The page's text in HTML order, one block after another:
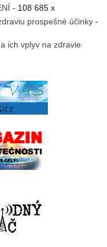
- 108 685 x
prospešné účinky -
ich vplyv na zdravie